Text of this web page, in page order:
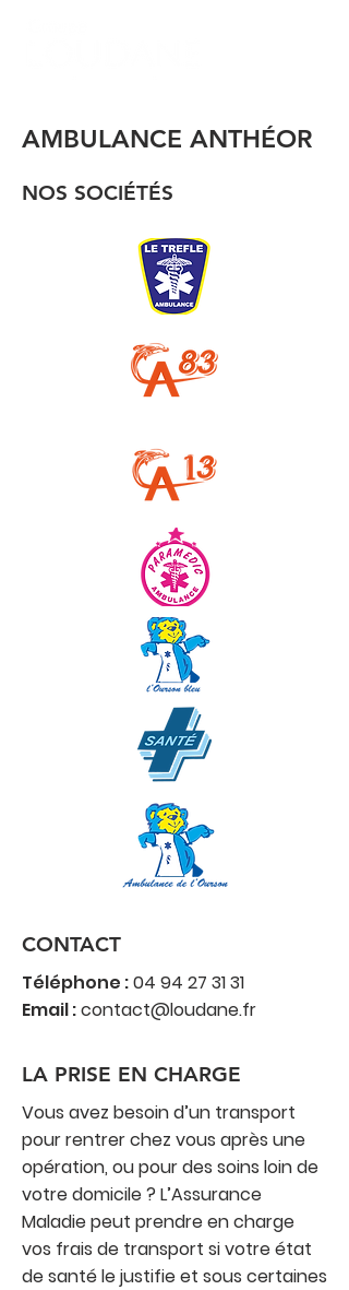
AMBULANCE ANTHÉOR
NOS SOCIÉTÉS
CONTACT
Téléphone :04 94 27 31 31
Email :contact@loudane.fr
LA PRISE EN CHARGE
Vous avez besoin d’un transport
pour rentrer chez vous après une
opération, ou pour des soins loin de
votre domicile ? L’Assurance
Maladie peut prendre en charge
vos frais de transport si votre état
de santé le justifie et sous certaines